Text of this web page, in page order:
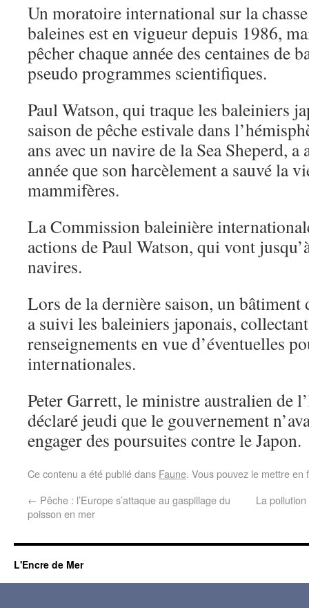
Un moratoire international sur la
baleines est en vigueur depuis 1986,
pêcher chaque année des centaines de
pseudo programmes scientifiques.
Paul Watson, qui traque les baleiniers
saison de pêche estivale dans
ans avec un navire de la Sea Sheperd,
année que son harcèlement a sauvé la
mammifères.
La Commission baleinière
actions de Paul Watson, qui vont
navires.
Lors de la dernière saison, un bâtiment
a suivi les baleiniers japonais,
renseignements en vue d’éventuelles
internationales.
Peter Garrett, le ministre australien de
déclaré jeudi que le gouvernement
engager des poursuites contre le Japon.
Ce contenu a été publié dans Faune. Vous pouvez le mettre
← Pêche : l’Europe s’attaque au gaspillage du
poisson en mer
La
L'Encre de Mer